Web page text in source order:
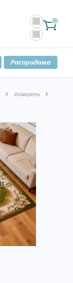
0
Распродажа
Акварель